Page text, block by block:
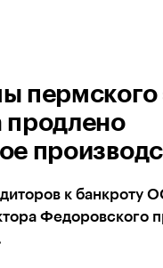
пермского
продлено
к банкроту
Федоровского